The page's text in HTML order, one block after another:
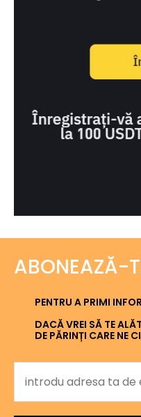
ABONEAZĂ-
PENTRU A PRIMI
DACĂ VREI SĂ TE
DE PĂRINȚI CARE NE